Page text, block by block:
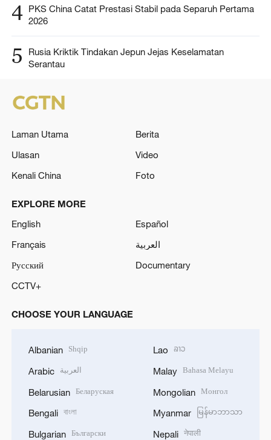
4 PKS China Catat Prestasi Stabil pada Separuh Pertama
2026
5
Rusia Kriktik Tindakan Jepun Jejas Keselamatan
Serantau
Laman Utama
Berita
Ulasan
Video
Kenali China
Foto
EXPLORE MORE
English
Español
Français
العربية
Русский
Documentary
CCTV+
CHOOSE YOUR LANGUAGE
Albanian Shqip
Arabic العربية
Belarusian Беларуская
Bengali বাংলা
Bulgarian Български
Lao ລາວ
Malay Bahasa Melayu
Mongolian Монгол
Myanmar မြန်မာဘာသာ
Nepali नेपाली